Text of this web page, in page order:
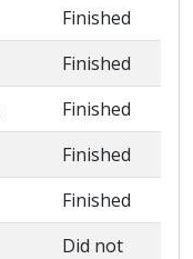
Finished
Finished
Finished
Finished
Finished
Did not